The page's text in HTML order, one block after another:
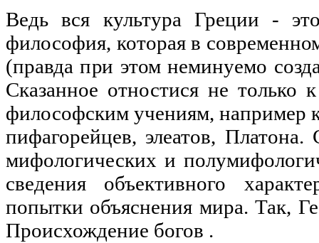
Ведь вся культура Греции -
философия, которая в
(правда при этом неминуемо
Сказанное отностися не
философским учениям, например
пифагорейцев, элеатов,
мифологических и
сведения объективного
попытки объяснения мира. Так,
Происхождение богов .